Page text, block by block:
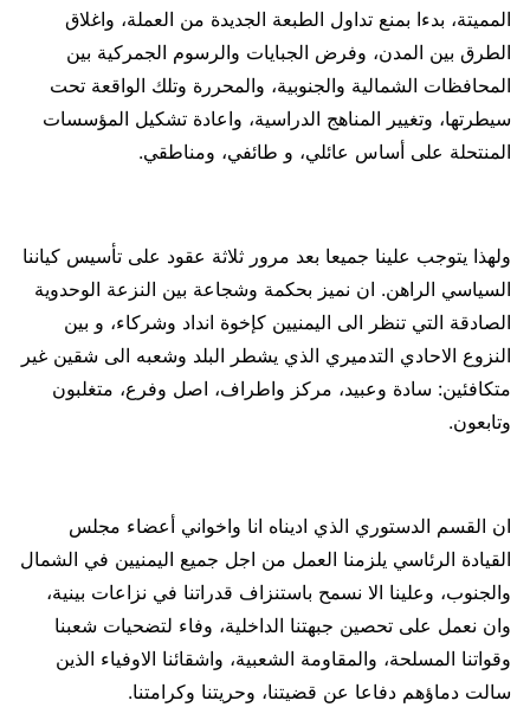
المميتة، بدءا بمنع تداول الطبعة الجديدة من العملة، واغلاق
الطرق بين المدن، وفرض الجبايات والرسوم الجمركية بين
المحافظات الشمالية والجنوبية، والمحررة وتلك الواقعة تحت
سيطرتها، وتغيير المناهج الدراسية، واعادة تشكيل المؤسسات
المنتحلة على أساس عائلي، و طائفي، ومناطقي.
ولهذا يتوجب علينا جميعا بعد مرور ثلاثة عقود على تأسيس كياننا
السياسي الراهن. ان نميز بحكمة وشجاعة بين النزعة الوحدوية
الصادقة التي تنظر الى اليمنيين كإخوة انداد وشركاء، و بين
النزوع الاحادي التدميري الذي يشطر البلد وشعبه الى شقين غير
متكافئين: سادة وعبيد، مركز واطراف، اصل وفرع، متغلبون
وتابعون.
ان القسم الدستوري الذي اديناه انا واخواني أعضاء مجلس
القيادة الرئاسي يلزمنا العمل من اجل جميع اليمنيين في الشمال
والجنوب، وعلينا الا نسمح باستنزاف قدراتنا في نزاعات بينية،
وان نعمل على تحصين جبهتنا الداخلية، وفاء لتضحيات شعبنا
وقواتنا المسلحة، والمقاومة الشعبية، واشقائنا الاوفياء الذين
سالت دماؤهم دفاعا عن قضيتنا، وحريتنا وكرامتنا.